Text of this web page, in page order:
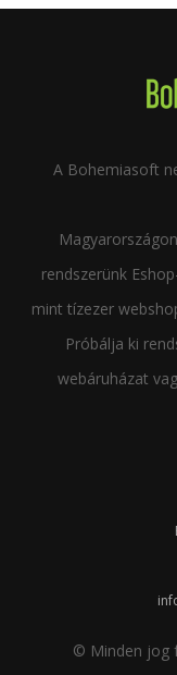
A Bohemiasoft
rendszerünk
mint tízezer
Próbálja ki
webáruházat
© Minden jog